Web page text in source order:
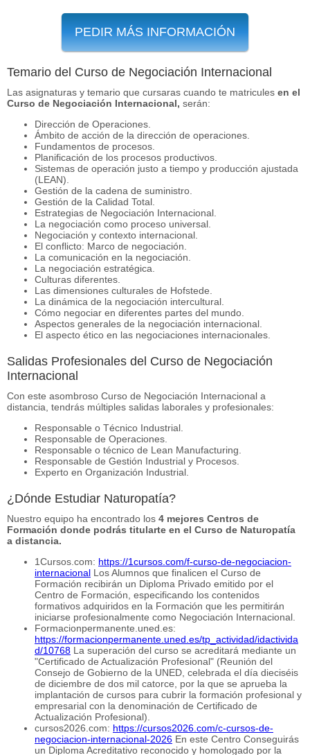
PEDIR MÁS INFORMACIÓN
Temario del Curso de Negociación Internacional
Las asignaturas y temario que cursaras cuando te matricules en el
Curso de Negociación Internacional, serán:
Dirección de Operaciones.
Ámbito de acción de la dirección de operaciones.
Fundamentos de procesos.
Planificación de los procesos productivos.
Sistemas de operación justo a tiempo y producción ajustada
(LEAN).
Gestión de la cadena de suministro.
Gestión de la Calidad Total.
Estrategias de Negociación Internacional.
La negociación como proceso universal.
Negociación y contexto internacional.
El conflicto: Marco de negociación.
La comunicación en la negociación.
La negociación estratégica.
Culturas diferentes.
Las dimensiones culturales de Hofstede.
La dinámica de la negociación intercultural.
Cómo negociar en diferentes partes del mundo.
Aspectos generales de la negociación internacional.
El aspecto ético en las negociaciones internacionales.
Salidas Profesionales del Curso de Negociación
Internacional
Con este asombroso Curso de Negociación Internacional a
distancia, tendrás múltiples salidas laborales y profesionales:
Responsable o Técnico Industrial.
Responsable de Operaciones.
Responsable o técnico de Lean Manufacturing.
Responsable de Gestión Industrial y Procesos.
Experto en Organización Industrial.
¿Dónde Estudiar Naturopatía?
Nuestro equipo ha encontrado los 4 mejores Centros de
Formación donde podrás titularte en el Curso de Naturopatía
a distancia.
1Cursos.com: https://1cursos.com/f-curso-de-negociacion-
internacional Los Alumnos que finalicen el Curso de
Formación recibirán un Diploma Privado emitido por el
Centro de Formación, especificando los contenidos
formativos adquiridos en la Formación que les permitirán
iniciarse profesionalmente como Negociación Internacional.
Formacionpermanente.uned.es:
https://formacionpermanente.uned.es/tp_actividad/idactivida
d/10768 La superación del curso se acreditará mediante un
"Certificado de Actualización Profesional" (Reunión del
Consejo de Gobierno de la UNED, celebrada el día dieciséis
de diciembre de dos mil catorce, por la que se aprueba la
implantación de cursos para cubrir la formación profesional y
empresarial con la denominación de Certificado de
Actualización Profesional).
cursos2026.com: https://cursos2026.com/c-cursos-de-
negociacion-internacional-2026 En este Centro Conseguirás
un Diploma Acreditativo reconocido y homologado por la